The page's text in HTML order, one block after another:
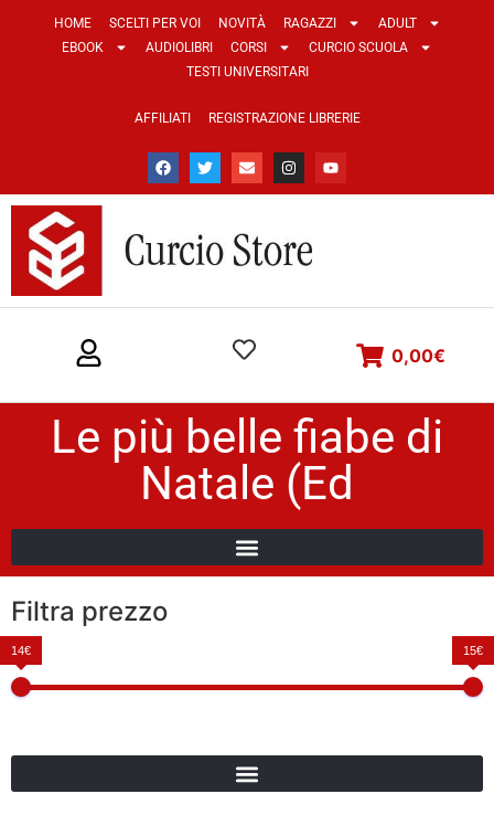
HOME SCELTI PER VOI NOVITÀ RAGAZZI
ADULT
EBOOK
AUDIOLIBRI CORSI
CURCIO SCUOLA
TESTI UNIVERSITARI
AFFILIATI REGISTRAZIONE LIBRERIE
0,00€
Le più belle fiabe di
Natale (Ed
Filtra prezzo
14€ 15€